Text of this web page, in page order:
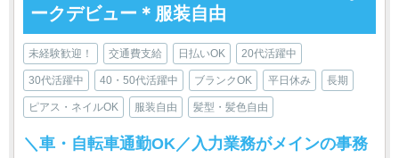
ークデビュー＊服装自由
未経験歓迎！ 交通費支給 日払いOK 20代活躍中
30代活躍中 40・50代活躍中 ブランクOK 平日休み 長期
ピアス・ネイルOK 服装自由 髪型・髪色自由
＼車・自転車通勤OK／入力業務がメインの事務